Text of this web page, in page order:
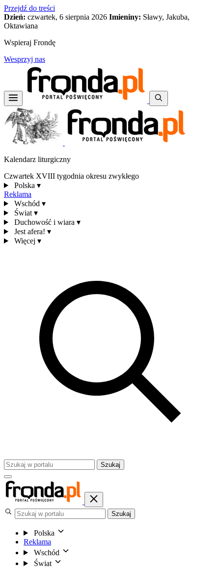
Przejdź do treści
Dzień: czwartek, 6 sierpnia 2026 Imieniny: Sławy, Jakuba,
Oktawiana
Wspieraj Frondę
Wesprzyj nas
Kalendarz liturgiczny
Czwartek XVIII tygodnia okresu zwykłego
Polska ▾
Reklama
Wschód ▾
Świat ▾
Duchowość i wiara ▾
Jest afera! ▾
Więcej ▾
Szukaj
Szukaj
Polska
Reklama
Wschód
Świat